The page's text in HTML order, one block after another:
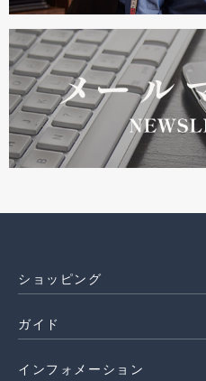
ショッピング
ガイド
インフォメーション